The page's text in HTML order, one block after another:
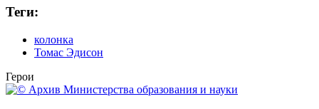
Теги:
колонка
Томас Эдисон
Герои